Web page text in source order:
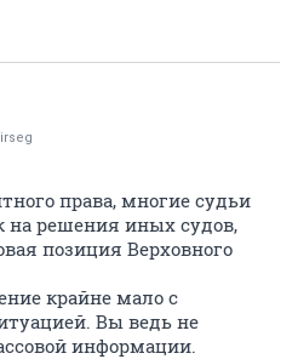
права, многие судьи
на решения иных судов,
позиция Верховного
крайне мало с
Вы ведь не
информации.